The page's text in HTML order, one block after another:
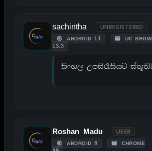
sachintha UNREGISTERED
ANDROID 11
UC
13.3
සිංහල උපසිරැසියට
Roshan Madu USER
ANDROID 8
CHROME